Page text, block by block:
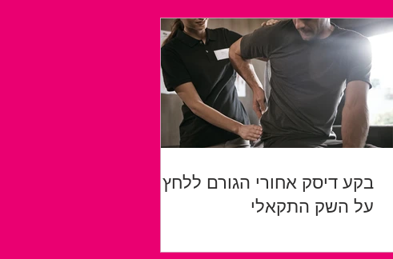
בקע דיסק אחורי הגורם ללחץ
על השק התקאלי